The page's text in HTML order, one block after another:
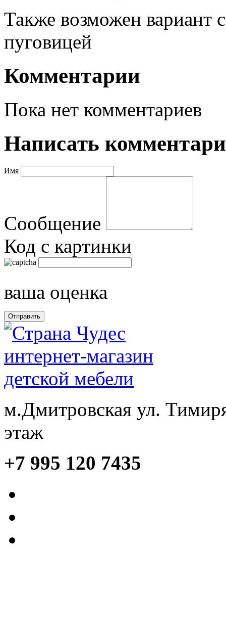
Также возможен вариант
пуговицей
Комментарии
Пока нет комментариев
Написать
Имя
Сообщение
Код с картинки
ваша оценка
м.Дмитровская ул.
этаж
+7 995 120 7435